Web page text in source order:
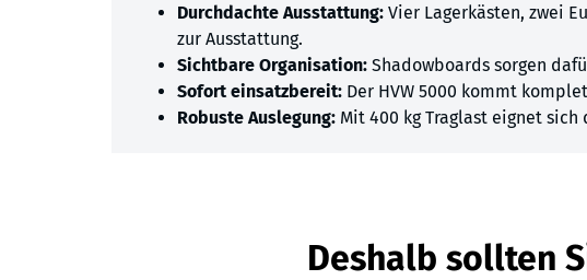
Durchdachte Ausstattung: Vier Lagerkästen, zwei
zur Ausstattung.
Sichtbare Organisation: Shadowboards sorgen
Sofort einsatzbereit: Der HVW 5000 kommt
Robuste Auslegung: Mit 400 kg Traglast eignet
Deshalb sollten